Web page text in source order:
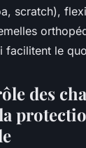
scratch),
facilitent le
des